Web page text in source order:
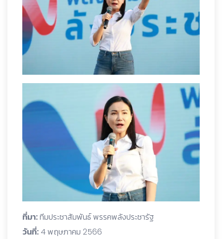
ที่มา:ทีมประชาสัมพันธ์ พรรคพลังประชารัฐ
วันที่: 4 พฤษภาคม 2566